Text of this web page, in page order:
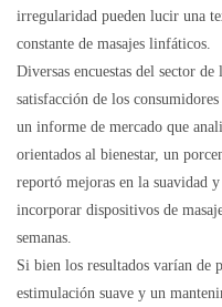
irregularidad pueden lucir una
constante de masajes linfáticos.
Diversas encuestas del sector
satisfacción de los
un informe de mercado que
orientados al bienestar, un
reportó mejoras en la suavidad
incorporar dispositivos de
semanas.
Si bien los resultados varían de
estimulación suave y un